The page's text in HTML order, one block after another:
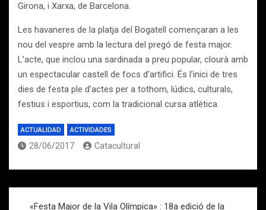
Girona, i Xarxa, de Barcelona.
Les havaneres de la platja del Bogatell començaran a les
nou del vespre amb la lectura del pregó de festa major.
L’acte, que inclou una sardinada a preu popular, clourà amb
un espectacular castell de focs d’artifici. És l’inici de tres
dies de festa ple d’actes per a tothom, lúdics, culturals,
festius i esportius, com la tradicional cursa atlètica.
ACTUALIDAD ACTIVIDADES
28/06/2017 Catacultural
«Festa Major de la Vila Olímpica» : 18a edició de la